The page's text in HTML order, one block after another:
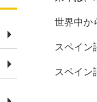
世界中か
スペイン
スペイン